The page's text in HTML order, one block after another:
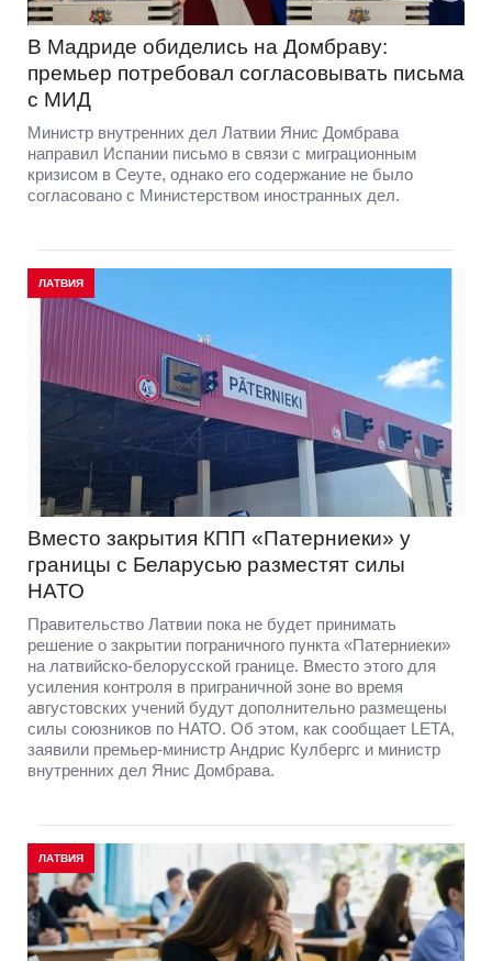
В Мадриде обиделись на Домбраву:
премьер потребовал согласовывать письма
с МИД
Министр внутренних дел Латвии Янис Домбрава
направил Испании письмо в связи с миграционным
кризисом в Сеуте, однако его содержание не было
согласовано с Министерством иностранных дел.
ЛАТВИЯ
Вместо закрытия КПП «Патерниеки» у
границы с Беларусью разместят силы
НАТО
Правительство Латвии пока не будет принимать
решение о закрытии пограничного пункта «Патерниеки»
на латвийско-белорусской границе. Вместо этого для
усиления контроля в приграничной зоне во время
августовских учений будут дополнительно размещены
силы союзников по НАТО. Об этом, как сообщает LETA,
заявили премьер-министр Андрис Кулбергс и министр
внутренних дел Янис Домбрава.
ЛАТВИЯ